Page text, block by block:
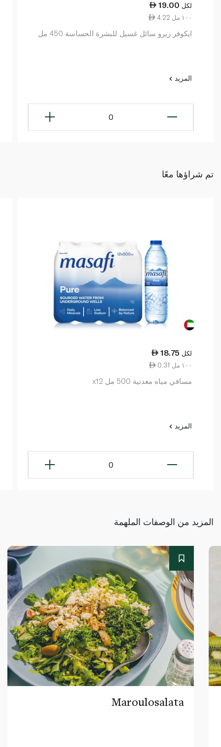
19.00 لكل
4.22 ١٠٠ مل
ايكوفر زيرو سائل غسيل للبشرة الحساسة 450 مل
المزيد
0
تم شراؤها معًا
18.75 لكل
0.31 ١٠٠ مل
مسافي مياه معدنية 500 مل x12
المزيد
0
المزيد من الوصفات الملهمة
Maroulosalata